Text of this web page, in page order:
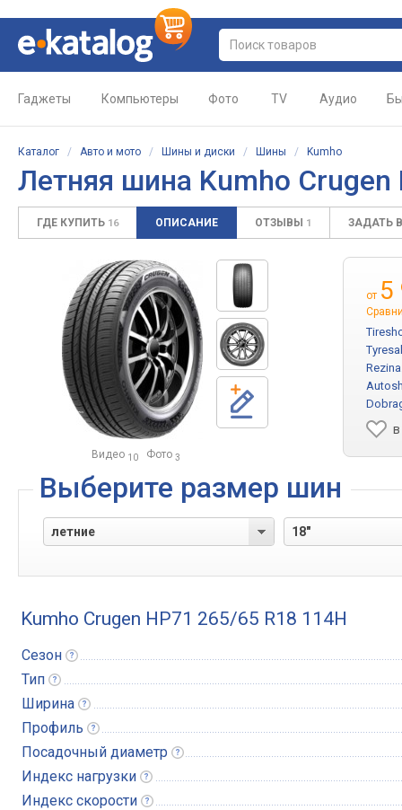
Гаджеты Компьютеры Фото TV Аудио
Каталог / Авто и мото / Шины и диски / Шины / Kumho
Летняя шина Kumho Crugen
ГДЕ КУПИТЬ 16 ОПИСАНИЕ ОТЗЫВЫ 1 ЗАДАТЬ
Видео 10 Фото 3
от 5
Выберите размер шин
Kumho Crugen HP71 265/65 R18 114H
Сезон
Тип
Ширина
Профиль
Посадочный диаметр
Индекс нагрузки
Индекс скорости